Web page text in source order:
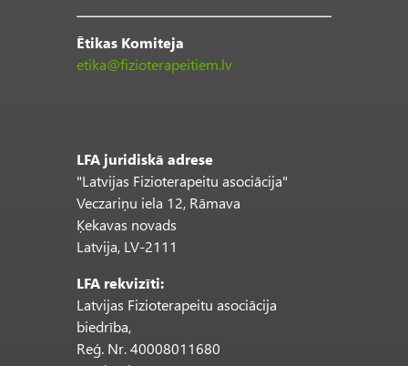
Ētikas Komiteja
etika@fizioterapeitiem.lv
LFA juridiskā adrese
"Latvijas Fizioterapeitu asociācija"
Veczariņu iela 12, Rāmava
Ķekavas novads
Latvija, LV-2111
LFA rekvizīti:
Latvijas Fizioterapeitu asociācija
biedrība,
Reģ. Nr. 40008011680